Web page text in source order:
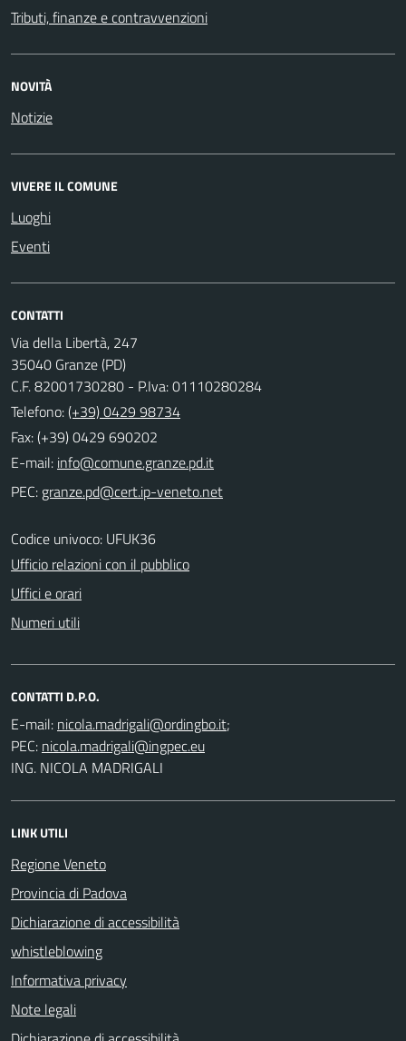
Tributi, finanze e contravvenzioni
NOVITÀ
Notizie
VIVERE IL COMUNE
Luoghi
Eventi
CONTATTI
Via della Libertà, 247
35040 Granze (PD)
C.F. 82001730280 - P.Iva: 01110280284
Telefono:(+39) 0429 98734
Fax: (+39) 0429 690202
E-mail:
PEC:
Codice univoco: UFUK36
Ufficio relazioni con il pubblico
Uffici e orari
Numeri utili
CONTATTI D.P.O.
E-mail:
;
PEC:
ING. NICOLA MADRIGALI
LINK UTILI
Regione Veneto
Provincia di Padova
Dichiarazione di accessibilità
whistleblowing
Informativa privacy
Note legali